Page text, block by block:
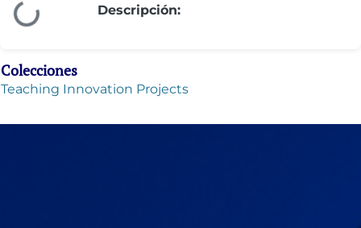
Cargando...
Descripción:
Colecciones
Teaching Innovation Projects